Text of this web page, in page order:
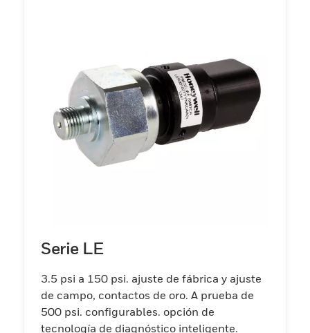
Serie LE
3.5 psi a 150 psi. ajuste de fábrica y ajuste
de campo, contactos de oro. A prueba de
500 psi. configurables. opción de
tecnología de diagnóstico inteligente.